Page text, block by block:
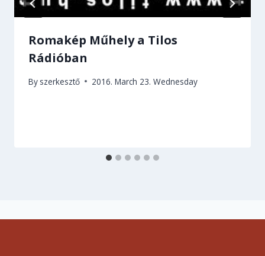
Romakép Műhely a Tilos
Rádióban
By szerkesztő 2016. March 23. Wednesday